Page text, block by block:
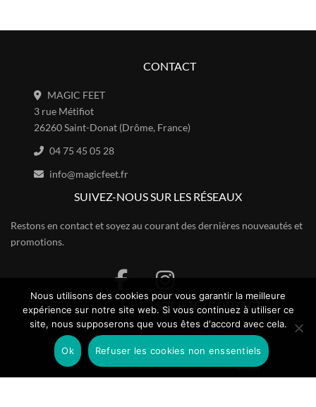
CONTACT
MAGIC FEET
3 rue Métifiot
26260 Saint-Donat (Drôme, France)
04 75 45 05 28
info@magicfeet.fr
SUIVEZ-NOUS SUR LES RÉSEAUX
Restons en contact et soyez au courant des dernières nouveautés et
promotions.
SOCIÉTÉ / CONTACT
Nous contacter
À propos de nous
C.G.V
Nous utilisons des cookies pour vous garantir la meilleure
expérience sur notre site web. Si vous continuez à utiliser ce
site, nous supposerons que vous êtes d'accord avec cela.
Ok Refuser les cookies non enssentiels